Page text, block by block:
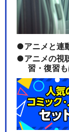
アニメと連
アニメの視
習・復習